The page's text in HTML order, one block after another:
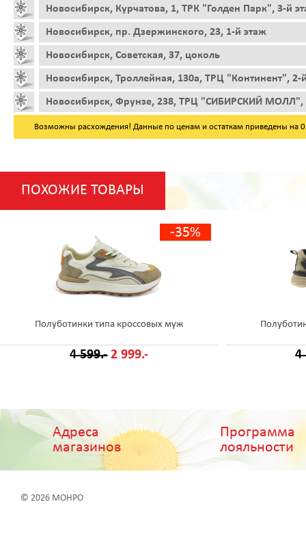
Новосибирск, Курчатова, 1, ТРК "Голден Парк", 3-й
Новосибирск, пр. Дзержинского, 23, 1-й этаж
Новосибирск, Советская, 37, цоколь
Новосибирск, Троллейная, 130а, ТРЦ "Континент", 2-
Новосибирск, Фрунзе, 238, ТРЦ "СИБИРСКИЙ МОЛЛ",
Возможны расхождения! Данные по ценам и остаткам приведены на
ПОХОЖИЕ ТОВАРЫ
-35%
Полуботинки типа кроссовых муж
4 599.- 2 999.- 4
Адреса
магазинов
Программа
лояльности
© 2026 МОНРО